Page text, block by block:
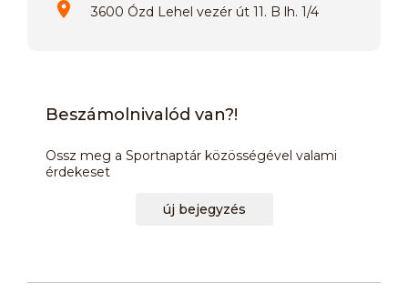
3600 Ózd Lehel vezér út 11. B lh. 1/4
Beszámolnivalód van?!
Ossz meg a Sportnaptár közösségével valami
érdekeset
új bejegyzés